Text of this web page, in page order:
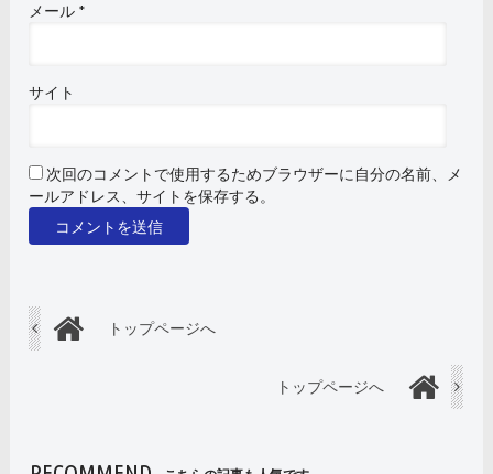
メール *
サイト
次回のコメントで使用するためブラウザーに自分の名前、メ
ールアドレス、サイトを保存する。
トップページへ
トップページへ